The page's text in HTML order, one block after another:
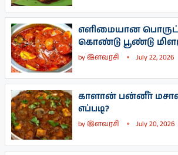
எளிமையான
கொண்டு பூண்டு
byஇளவரசி July 22, 2026
காளான் பன்னீர்
எப்படி?
byஇளவரசி July 20, 2026